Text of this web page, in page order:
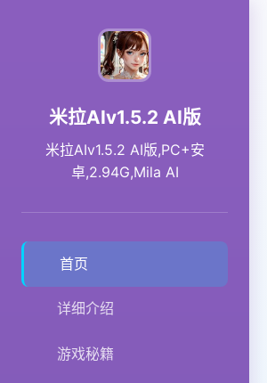
米拉AIv1.5.2 AI版
米拉AIv1.5.2 AI版,PC+安
卓,2.94G,Mila AI
首页
详细介绍
游戏秘籍